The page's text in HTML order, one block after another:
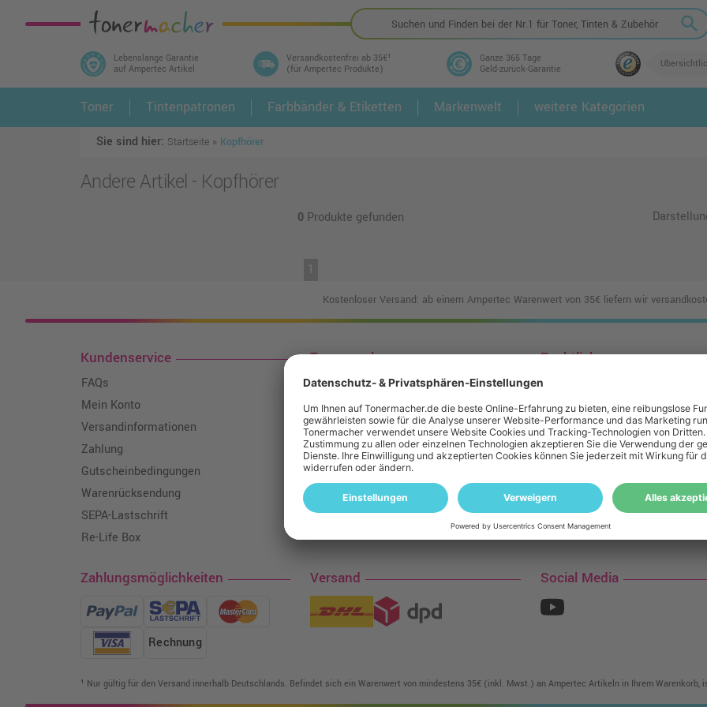
search
Lebenslange Garantie
auf Ampertec Artikel
Versandkostenfrei ab 35€¹
(für Ampertec Produkte)
Ganze 365 Tage
Geld-zurück-Garantie
In 3 einfachen Schritten ihr Druckermodell
und alle dazu passenden Artikel finden ➤ 1. 2.
Toner Tintenpatronen Farbbänder & Etiketten Markenwelt weitere Kategorien
Sie sind hier: Startseite » Kopfhörer
Andere Artikel - Kopfhörer
0 Produkte gefunden
Kostenloser Versand: ab einem Ampertec Warenwert von 35€ liefern wir
Kundenservice
FAQs
Mein Konto
Versandinformationen
Zahlung
Gutscheinbedingungen
Warenrücksendung
SEPA-Lastschrift
Re-Life Box
Tonermacher
Über uns
Qualitätssicherung
Wissenswertes
Hausmarken-Garantie
Soziales Engagement
Karriere
Mit uns werben!
Rechtliches
Geld-Zurück-Garantie
Batteriegesetz
Widerrufsbelehrung
Datenschutz
AGB
Impressum
Zahlungsmöglichkeiten
Rechnung
Versand Social Media
¹ Nur gültig für den Versand innerhalb Deutschlands. Befindet sich ein Warenwert von mindestens 35€ (inkl. Mwst.) an Ampertec Artikeln in Ihrem Warenkorb,